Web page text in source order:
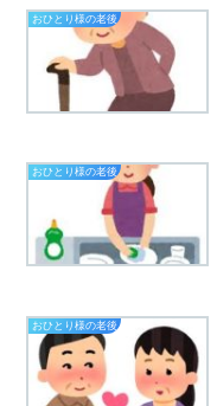
おひとり様の老後
おひとり様の老後
おひとり様の老後